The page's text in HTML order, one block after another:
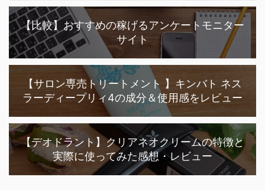
【比較】おすすめの稼げるアンケートモニター
サイト
【サロン専売トリートメント 】キンバト ネス
ラーディープリィ4の成分＆使用感をレビュー
【デオドラント】クリアネオクリームの特徴と
実際に使ってみた感想・レビュー